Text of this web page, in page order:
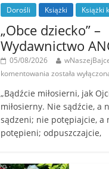
Dorośli Książki Książki
„Obce dziecko” –
Wydawnictwo
05/08/2026
komentowania została
„Bądźcie miłosierni, jak
miłosierny. Nie sądźcie, a
sądzeni; nie potępiajcie, a
potępieni; odpuszczajcie,